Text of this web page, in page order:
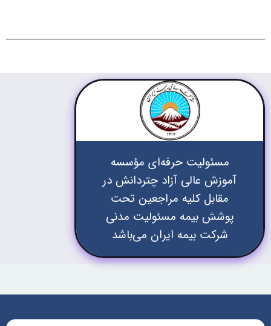
مسئولیت حرفه‌ای مؤسسه
آموزش عالی آزاد چتردانش در
مقابل کلیه مراجعین تحت
پوشش بیمه مسئولیت مدنی
شرکت بیمه ایران می‌باشد